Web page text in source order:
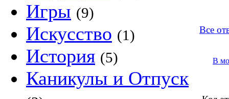
Игры (9)
Искусство (1)
История (5)
Каникулы и Отпуск
Все
В